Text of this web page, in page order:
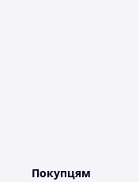
Покупцям